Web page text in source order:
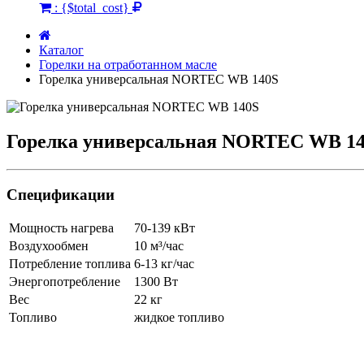
: {$total_cost}
Каталог
Горелки на отработанном масле
Горелка универсальная NORTEC WB 140S
Горелка универсальная NORTEC WB
Спецификации
Мощность нагрева
70-139 кВт
Воздухообмен
10 м³/час
Потребление топлива 6-13 кг/час
Энергопотребление
1300 Вт
Вес
22 кг
Топливо
жидкое топливо